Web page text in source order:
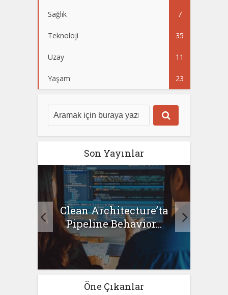
Sağlık 7
Teknoloji 35
Uzay 11
Yaşam 23
Son Yayınlar
Clean Architecture’ta
Pipeline Behavior...
Öne Çıkanlar